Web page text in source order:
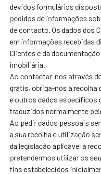
devidos formulários
pedidos de informações
de contacto. Os dados dos
em informações recebidas
Clientes e da
imobiliária.
Ao contactar-nos através
grátis, obriga-nos à recolha
e outros dados específicos
traduzidos normalmente
Ao pedir dados pessoais
a sua recolha e utilização
da legislação aplicável à
pretendermos utilizar os
fins estabelecidos